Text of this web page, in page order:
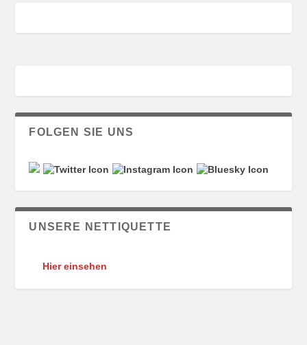
FOLGEN SIE UNS
UNSERE NETTIQUETTE
Hier einsehen